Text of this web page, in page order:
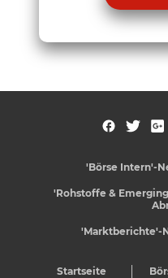
'Börse Intern'-
'Rohstoffe &
'Marktberichte'-
Startseite